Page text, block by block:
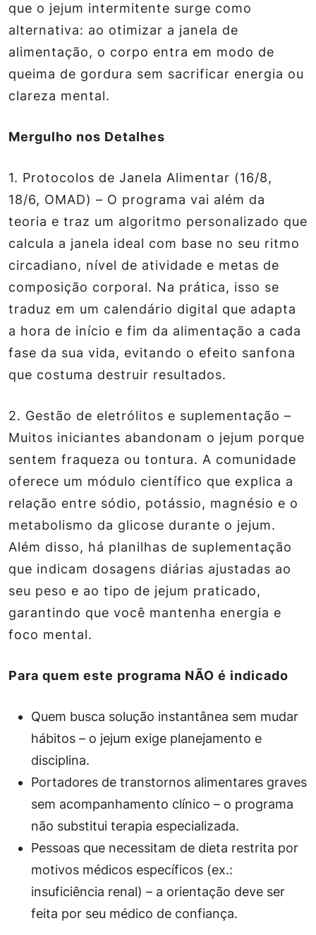
que o jejum intermitente surge como
alternativa: ao otimizar a janela de
alimentação, o corpo entra em modo de
queima de gordura sem sacrificar energia ou
clareza mental.
Mergulho nos Detalhes
1. Protocolos de Janela Alimentar (16/8,
18/6, OMAD) – O programa vai além da
teoria e traz um algoritmo personalizado que
calcula a janela ideal com base no seu ritmo
circadiano, nível de atividade e metas de
composição corporal. Na prática, isso se
traduz em um calendário digital que adapta
a hora de início e fim da alimentação a cada
fase da sua vida, evitando o efeito sanfona
que costuma destruir resultados.
2. Gestão de eletrólitos e suplementação –
Muitos iniciantes abandonam o jejum porque
sentem fraqueza ou tontura. A comunidade
oferece um módulo científico que explica a
relação entre sódio, potássio, magnésio e o
metabolismo da glicose durante o jejum.
Além disso, há planilhas de suplementação
que indicam dosagens diárias ajustadas ao
seu peso e ao tipo de jejum praticado,
garantindo que você mantenha energia e
foco mental.
Para quem este programa NÃO é indicado
Quem busca solução instantânea sem mudar
hábitos – o jejum exige planejamento e
disciplina.
Portadores de transtornos alimentares graves
sem acompanhamento clínico – o programa
não substitui terapia especializada.
Pessoas que necessitam de dieta restrita por
motivos médicos específicos (ex.:
insuficiência renal) – a orientação deve ser
feita por seu médico de confiança.